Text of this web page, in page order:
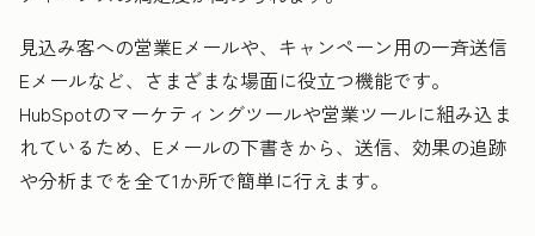
見込み客への営業Eメールや、キャンペーン用の一斉送信
Eメールなど、さまざまな場面に役立つ機能です。
HubSpotのマーケティングツールや営業ツールに組み込ま
れているため、Eメールの下書きから、送信、効果の追跡
や分析までを全て1か所で簡単に行えます。